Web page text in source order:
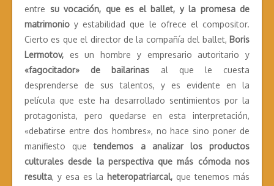
entre su vocación, que es el ballet, y la promesa de
matrimonio y estabilidad que le ofrece el compositor.
Cierto es que el director de la compañía del ballet, Boris
Lermotov, es un hombre y empresario autoritario y
«fagocitador» de bailarinas al que le cuesta
desprenderse de sus talentos, y es evidente en la
película que este ha desarrollado sentimientos por la
protagonista, pero quedarse en esta interpretación,
«debatirse entre dos hombres», no hace sino poner de
manifiesto que tendemos a analizar los productos
culturales desde la perspectiva que más cómoda nos
resulta, y esa es la heteropatriarcal, que tenemos más